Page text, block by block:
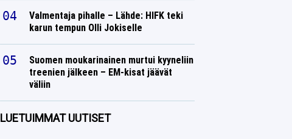
Valmentaja pihalle – Lähde: HIFK teki
karun tempun Olli Jokiselle
Suomen moukarinainen murtui kyyneliin
treenien jälkeen – EM-kisat jäävät
väliin
LUETUIMMAT UUTISET